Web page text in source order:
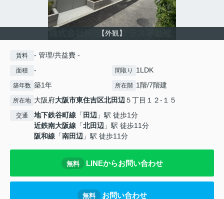
【外観】
賃料 - 管理/共益費 -
面積 - 間取り 1LDK
築年数 築1年 所在階 1階/7階建
所在地 大阪府大阪市東住吉区北田辺５丁目１２-１５
交通 地下鉄谷町線 「 田辺 」駅 徒歩1分
近鉄南大阪線 「北田辺 」駅 徒歩11分
阪和線 「南田辺 」駅 徒歩11分
無料 LINEからお問い合わせ
無料 お問い合わせ